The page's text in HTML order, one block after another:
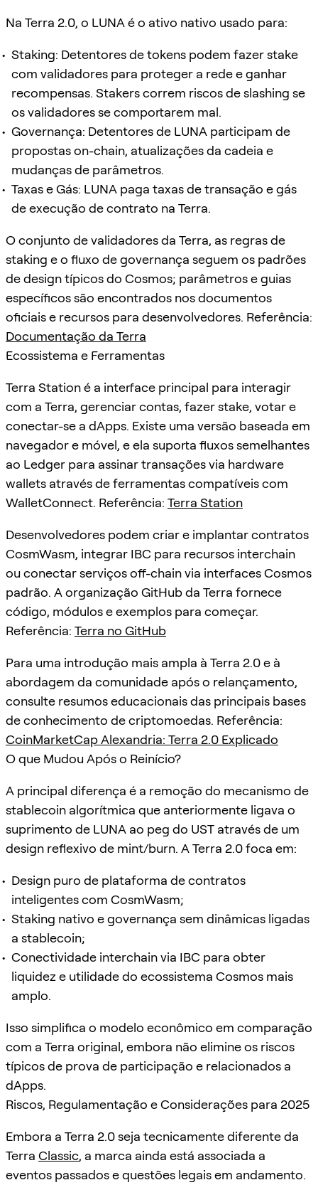
Na Terra 2.0, o LUNA é o ativo nativo usado para:
Staking: Detentores de tokens podem fazer stake
com validadores para proteger a rede e ganhar
recompensas. Stakers correm riscos de slashing se
os validadores se comportarem mal.
Governança: Detentores de LUNA participam de
propostas on-chain, atualizações da cadeia e
mudanças de parâmetros.
Taxas e Gás: LUNA paga taxas de transação e gás
de execução de contrato na Terra.
O conjunto de validadores da Terra, as regras de
staking e o fluxo de governança seguem os padrões
de design típicos do Cosmos; parâmetros e guias
específicos são encontrados nos documentos
oficiais e recursos para desenvolvedores. Referência:
Documentação da Terra
Ecossistema e Ferramentas
Terra Station é a interface principal para interagir
com a Terra, gerenciar contas, fazer stake, votar e
conectar-se a dApps. Existe uma versão baseada em
navegador e móvel, e ela suporta fluxos semelhantes
ao Ledger para assinar transações via hardware
wallets através de ferramentas compatíveis com
WalletConnect. Referência: Terra Station
Desenvolvedores podem criar e implantar contratos
CosmWasm, integrar IBC para recursos interchain
ou conectar serviços off-chain via interfaces Cosmos
padrão. A organização GitHub da Terra fornece
código, módulos e exemplos para começar.
Referência: Terra no GitHub
Para uma introdução mais ampla à Terra 2.0 e à
abordagem da comunidade após o relançamento,
consulte resumos educacionais das principais bases
de conhecimento de criptomoedas. Referência:
CoinMarketCap Alexandria: Terra 2.0 Explicado
O que Mudou Após o Reinício?
A principal diferença é a remoção do mecanismo de
stablecoin algorítmica que anteriormente ligava o
suprimento de LUNA ao peg do UST através de um
design reflexivo de mint/burn. A Terra 2.0 foca em:
Design puro de plataforma de contratos
inteligentes com CosmWasm;
Staking nativo e governança sem dinâmicas ligadas
a stablecoin;
Conectividade interchain via IBC para obter
liquidez e utilidade do ecossistema Cosmos mais
amplo.
Isso simplifica o modelo econômico em comparação
com a Terra original, embora não elimine os riscos
típicos de prova de participação e relacionados a
dApps.
Riscos, Regulamentação e Considerações para 2025
Embora a Terra 2.0 seja tecnicamente diferente da
Terra Classic, a marca ainda está associada a
eventos passados e questões legais em andamento.